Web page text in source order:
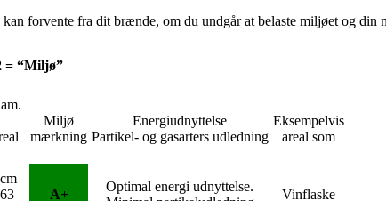
forvente fra dit brænde, om du undgår at belaste miljøet og din
= “Miljø”
Miljø
mærkning
Energiudnyttelse
Partikel- og gasarters udledning
Eksempelvis
areal som
A+
Optimal energi udnyttelse.
Vinflaske